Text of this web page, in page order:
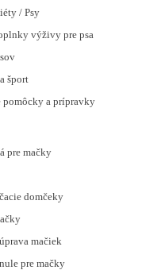
/ Psy
výživy pre psa
šport
pomôcky a prípravky
pre mačky
domčeky
mačiek
pre mačky